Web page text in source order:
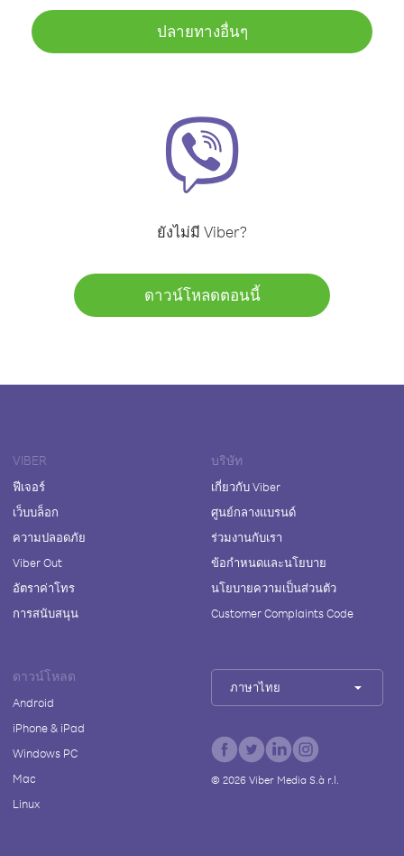
ปลายทางอื่นๆ
ยังไม่มี Viber?
ดาวน์โหลดตอนนี้
VIBER
ฟีเจอร์
เว็บบล็อก
ความปลอดภัย
Viber Out
อัตราค่าโทร
การสนับสนุน
บริษัท
เกี่ยวกับ Viber
ศูนย์กลางแบรนด์
ร่วมงานกับเรา
ข้อกำหนดและนโยบาย
นโยบายความเป็นส่วนตัว
Customer Complaints Code
ดาวน์โหลด
Android
iPhone & iPad
Windows PC
Mac
Linux
ภาษาไทย
© 2026Viber Media S.à r.l.